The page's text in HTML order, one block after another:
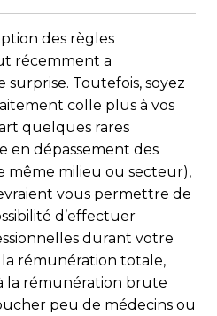
des règles
récemment a
Toutefois, soyez
colle plus à vos
quelques rares
en dépassement des
même milieu ou secteur),
vous permettre de
d’effectuer
durant votre
rémunération totale,
la rémunération brute
peu de médecins ou